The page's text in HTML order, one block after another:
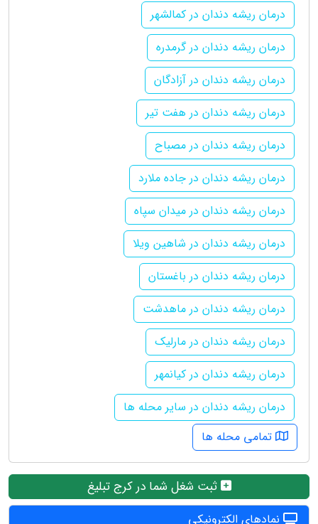
درمان ریشه دندان در کمالشهر
درمان ریشه دندان در گرمدره
درمان ریشه دندان در آزادگان
درمان ریشه دندان در هفت تیر
درمان ریشه دندان در مصباح
درمان ریشه دندان در جاده ملارد
درمان ریشه دندان در میدان سپاه
درمان ریشه دندان در شاهین ویلا
درمان ریشه دندان در باغستان
درمان ریشه دندان در ماهدشت
درمان ریشه دندان در مارلیک
درمان ریشه دندان در کیانمهر
درمان ریشه دندان در سایر محله ها
تمامی محله ها
ثبت شغل شما در کرج تبلیغ
نمادهای الکترونیکی